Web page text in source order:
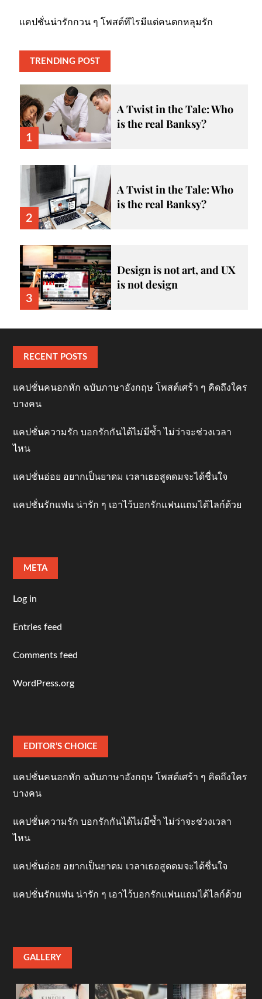
แคปชั่นน่ารักกวน ๆ โพสต์ทีไรมีแต่คนตกหลุมรัก
TRENDING POST
A Twist in the Tale: Who
is the real Banksy?
1
A Twist in the Tale: Who
is the real Banksy?
2
Design is not art, and UX
is not design
3
RECENT POSTS
แคปชั่นคนอกหัก ฉบับภาษาอังกฤษ โพสต์เศร้า ๆ คิดถึงใคร
บางคน
แคปชั่นความรัก บอกรักกันได้ไม่มีซ้ำ ไม่ว่าจะช่วงเวลา
ไหน
แคปชั่นอ่อย อยากเป็นยาดม เวลาเธอสูดดมจะได้ชื่นใจ
แคปชั่นรักแฟน น่ารัก ๆ เอาไว้บอกรักแฟนแถมได้ไลก์ด้วย
META
Log in
Entries feed
Comments feed
WordPress.org
EDITOR’S CHOICE
แคปชั่นคนอกหัก ฉบับภาษาอังกฤษ โพสต์เศร้า ๆ คิดถึงใคร
บางคน
แคปชั่นความรัก บอกรักกันได้ไม่มีซ้ำ ไม่ว่าจะช่วงเวลา
ไหน
แคปชั่นอ่อย อยากเป็นยาดม เวลาเธอสูดดมจะได้ชื่นใจ
แคปชั่นรักแฟน น่ารัก ๆ เอาไว้บอกรักแฟนแถมได้ไลก์ด้วย
GALLERY